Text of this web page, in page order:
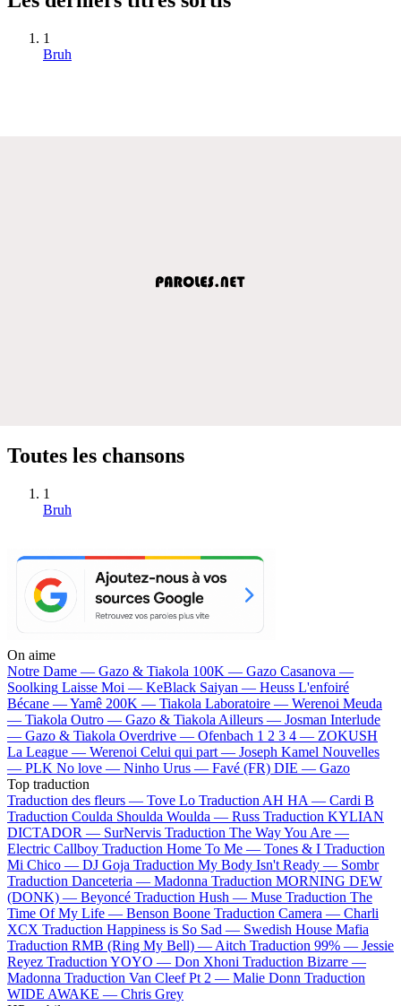
1
Bruh
Toutes les chansons
1
Bruh
On aime
Notre Dame — Gazo & Tiakola 100K — Gazo Casanova —
Soolking Laisse Moi — KeBlack Saiyan — Heuss L'enfoiré
Bécane —Yamê 200K — Tiakola Laboratoire — Werenoi Meuda
— Tiakola Outro — Gazo & Tiakola Ailleurs — Josman Interlude
— Gazo & Tiakola Overdrive — Ofenbach 1 2 3 4 — ZOKUSH
La League — Werenoi Celui qui part — Joseph Kamel Nouvelles
— PLK No love — Ninho Urus — Favé (FR) DIE — Gazo
Top traduction
Traduction des fleurs — Tove Lo Traduction AH HA — Cardi B
Traduction Coulda Shoulda Woulda — Russ Traduction KYLIAN
DICTADOR — SurNervis Traduction The Way You Are —
Electric Callboy Traduction Home To Me — Tones & I Traduction
Mi Chico — DJ Goja Traduction My Body Isn't Ready — Sombr
Traduction Danceteria — Madonna Traduction MORNING DEW
(DONK) — Beyoncé Traduction Hush — Muse Traduction The
Time Of My Life — Benson Boone Traduction Camera — Charli
XCX Traduction Happiness is So Sad — Swedish House Mafia
Traduction RMB (Ring My Bell) — Aitch Traduction 99% — Jessie
Reyez Traduction YOYO — Don Xhoni Traduction Bizarre —
Madonna Traduction Van Cleef Pt 2 — Malie Donn Traduction
WIDE AWAKE — Chris Grey